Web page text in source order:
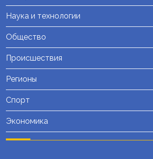
Наука и технологии
Общество
Происшествия
Регионы
Спорт
Экономика